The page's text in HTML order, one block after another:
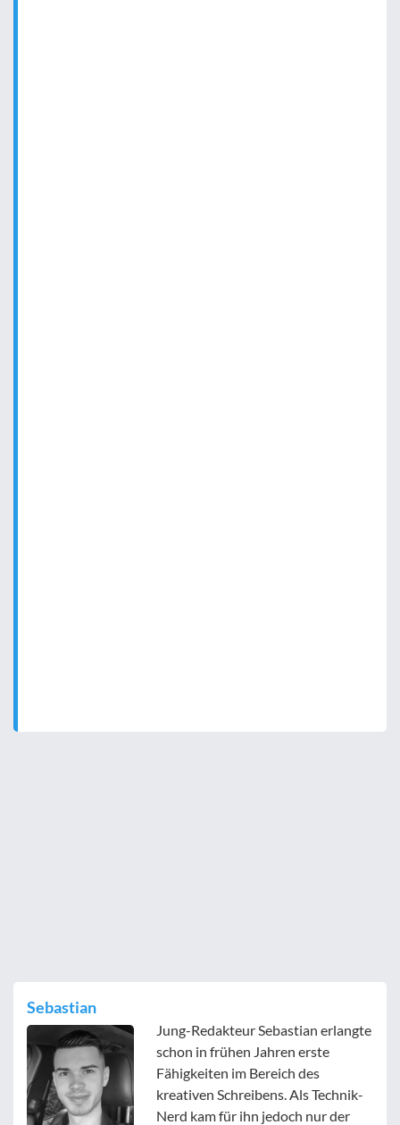
Sebastian
Jung-Redakteur Sebastian erlangte
schon in frühen Jahren erste
Fähigkeiten im Bereich des
kreativen Schreibens. Als Technik-
Nerd kam für ihn jedoch nur der